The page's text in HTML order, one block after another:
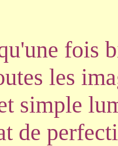
fois
les
simple
de